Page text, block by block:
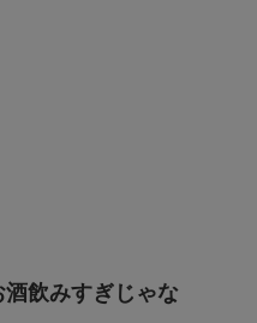
飲みすぎじゃな